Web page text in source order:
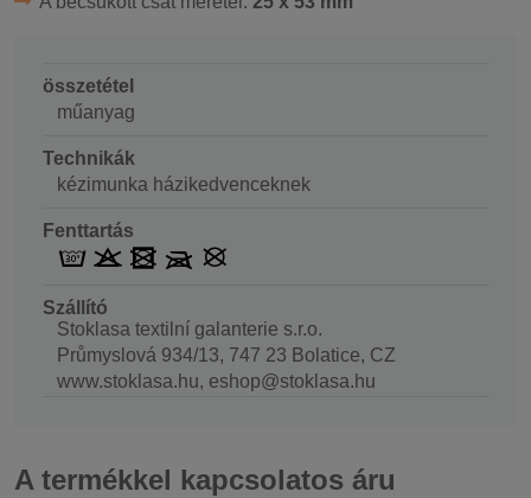
összetétel
műanyag
Technikák
kézimunka házikedvenceknek
Fenttartás
Szállító
Stoklasa textilní galanterie s.r.o.
Průmyslová 934/13, 747 23 Bolatice, CZ
www.stoklasa.hu, eshop@stoklasa.hu
A termékkel kapcsolatos áru